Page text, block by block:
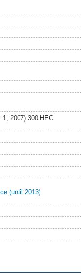
1, 2007) 300 HEC
(until 2013)